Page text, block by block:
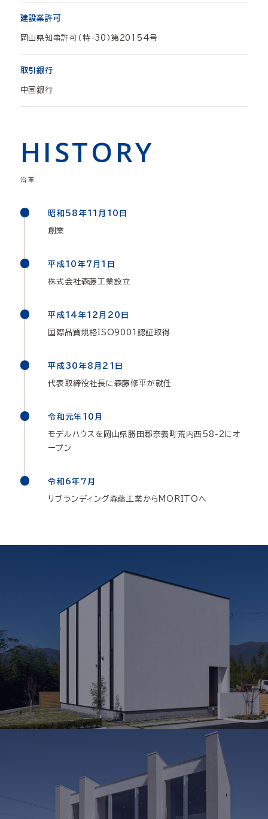
建設業許可
岡山県知事許可（特-30）第20154号
取引銀行
中国銀行
HISTORY
沿革
昭和58年11月10日
創業
平成10年7月1日
株式会社森藤工業設立
平成14年12月20日
国際品質規格ISO9001認証取得
平成30年8月21日
代表取締役社長に森藤修平が就任
令和元年10月
モデルハウスを岡山県勝田郡奈義町荒内西58-2にオ
ープン
令和6年7月
リブランディング森藤工業からMORITOへ
MODEL HOUSE
岡山北モデルハウス
岡山県勝田郡奈義町荒内西58-2